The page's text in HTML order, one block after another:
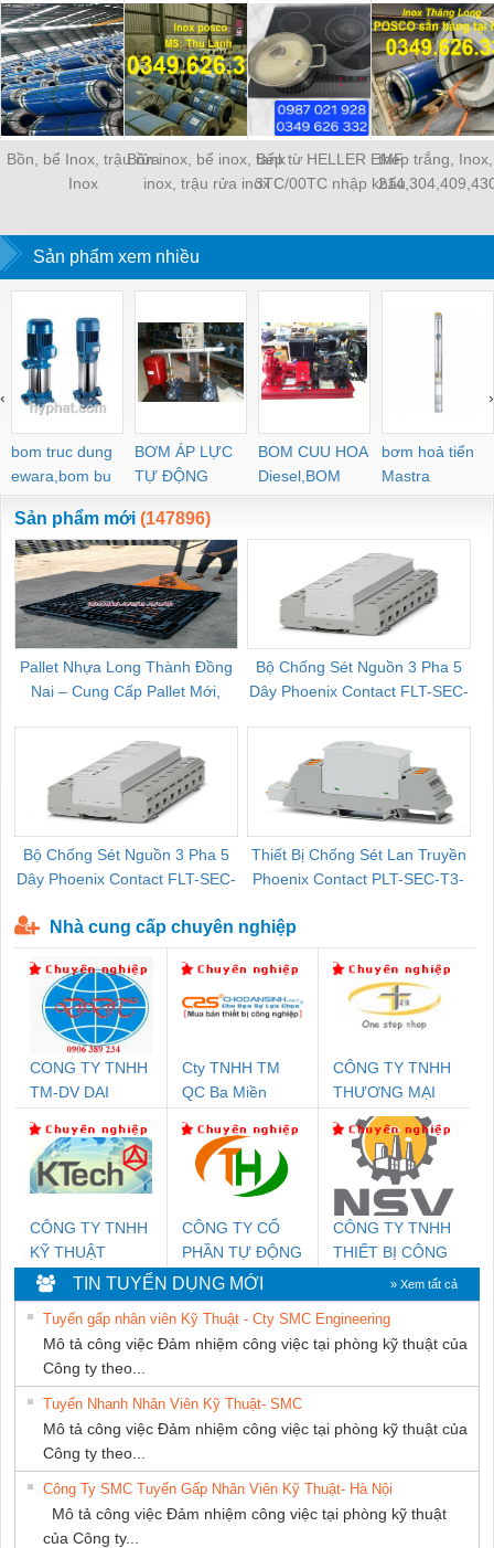
Bồn, bể Inox, trậu rửa
Inox
Bồn inox, bể inox, tank
inox, trậu rửa inox
Bếp từ HELLER EMF
3TC/00TC nhập khẩu
thép trắng,
Sản phẩm xem nhiều
bom truc dung
ewara,bom bu
ewara
BƠM ÁP LỰC
TỰ ĐỘNG
BOM CUU HOA
Diesel,BOM
CHUA CHAY
bơm hoả tiển
Mastra
‹ ›
Sản phẩm mới (147896)
Pallet Nhựa Long Thành Đồng
Nai – Cung Cấp Pallet Mới,
Bộ Chống Sét Nguồn 3 Pha 5
Dây Phoenix Contact FLT-SEC-
Bộ Chống Sét Nguồn 3 Pha 5
Dây Phoenix Contact FLT-SEC-
Thiết Bị Chống Sét Lan Truyền
Phoenix Contact PLT-SEC-T3-
Nhà cung cấp chuyên nghiệp
CONG TY TNHH
TM-DV DAI
Cty TNHH TM
QC Ba Miền
CÔNG TY TNHH
THƯƠNG MẠI
THIÊN ÂN VIỆT
NAM
CÔNG TY TNHH
KỸ THUẬT
KTECH VIỆT
NAM
CÔNG TY CỔ
PHẦN TỰ ĐỘNG
TIẾN HƯNG
CÔNG TY TNHH
THIẾT BỊ CÔNG
NGHIỆP NIHON
SETSUBI VIỆT
NAM
TIN TUYỂN DỤNG MỚI » Xem tất cả
Tuyển gấp nhân viên Kỹ Thuật - Cty SMC Engineering
Mô tả công việc Đảm nhiệm công việc tại phòng kỹ thuật của
Công ty theo...
Tuyển Nhanh Nhân Viên Kỹ Thuật- SMC
Mô tả công việc Đảm nhiệm công việc tại phòng kỹ thuật của
Công ty theo...
Công Ty SMC Tuyển Gấp Nhân Viên Kỹ Thuật- Hà Nội
Mô tả công việc Đảm nhiệm công việc tại phòng kỹ thuật
của Công ty...